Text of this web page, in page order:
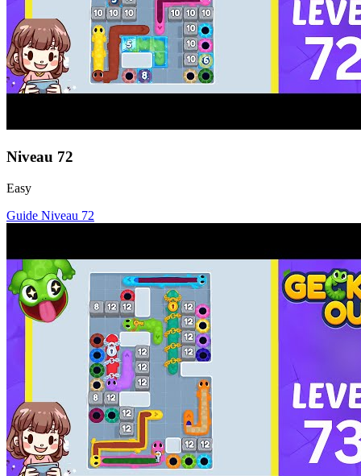
Niveau 72
Easy
Guide Niveau 72